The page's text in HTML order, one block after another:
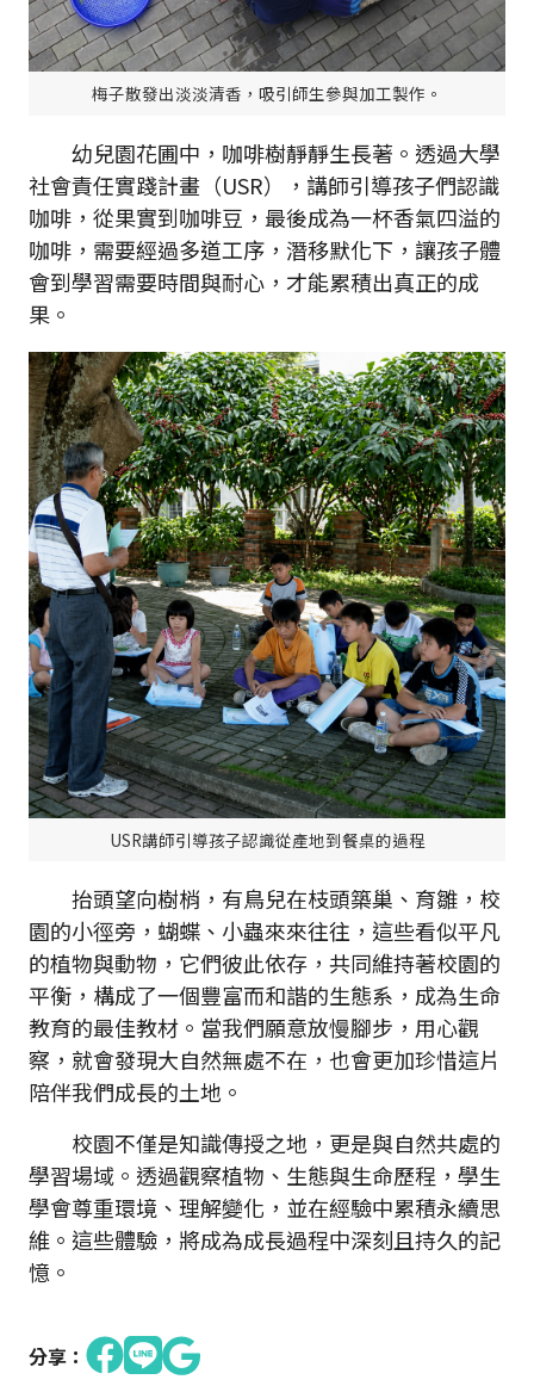
梅子散發出淡淡清香，吸引師生參與加工製作。
幼兒園花圃中，咖啡樹靜靜生長著。透過大學
社會責任實踐計畫（USR），講師引導孩子們認識
咖啡，從果實到咖啡豆，最後成為一杯香氣四溢的
咖啡，需要經過多道工序，潛移默化下，讓孩子體
會到學習需要時間與耐心，才能累積出真正的成
果。
USR講師引導孩子認識從產地到餐桌的過程
抬頭望向樹梢，有鳥兒在枝頭築巢、育雛，校
園的小徑旁，蝴蝶、小蟲來來往往，這些看似平凡
的植物與動物，它們彼此依存，共同維持著校園的
平衡，構成了一個豐富而和諧的生態系，成為生命
教育的最佳教材。當我們願意放慢腳步，用心觀
察，就會發現大自然無處不在，也會更加珍惜這片
陪伴我們成長的土地。
校園不僅是知識傳授之地，更是與自然共處的
學習場域。透過觀察植物、生態與生命歷程，學生
學會尊重環境、理解變化，並在經驗中累積永續思
維。這些體驗，將成為成長過程中深刻且持久的記
憶。
分享：